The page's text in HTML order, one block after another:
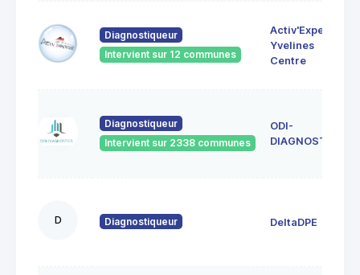
Diagnostiqueur
Intervient sur 12 communes
Activ'Expertise
Yvelines
Centre
Diagnostiqueur
Intervient sur 2338 communes
ODI-
DIAGNOSTICS
D Diagnostiqueur DeltaDPE